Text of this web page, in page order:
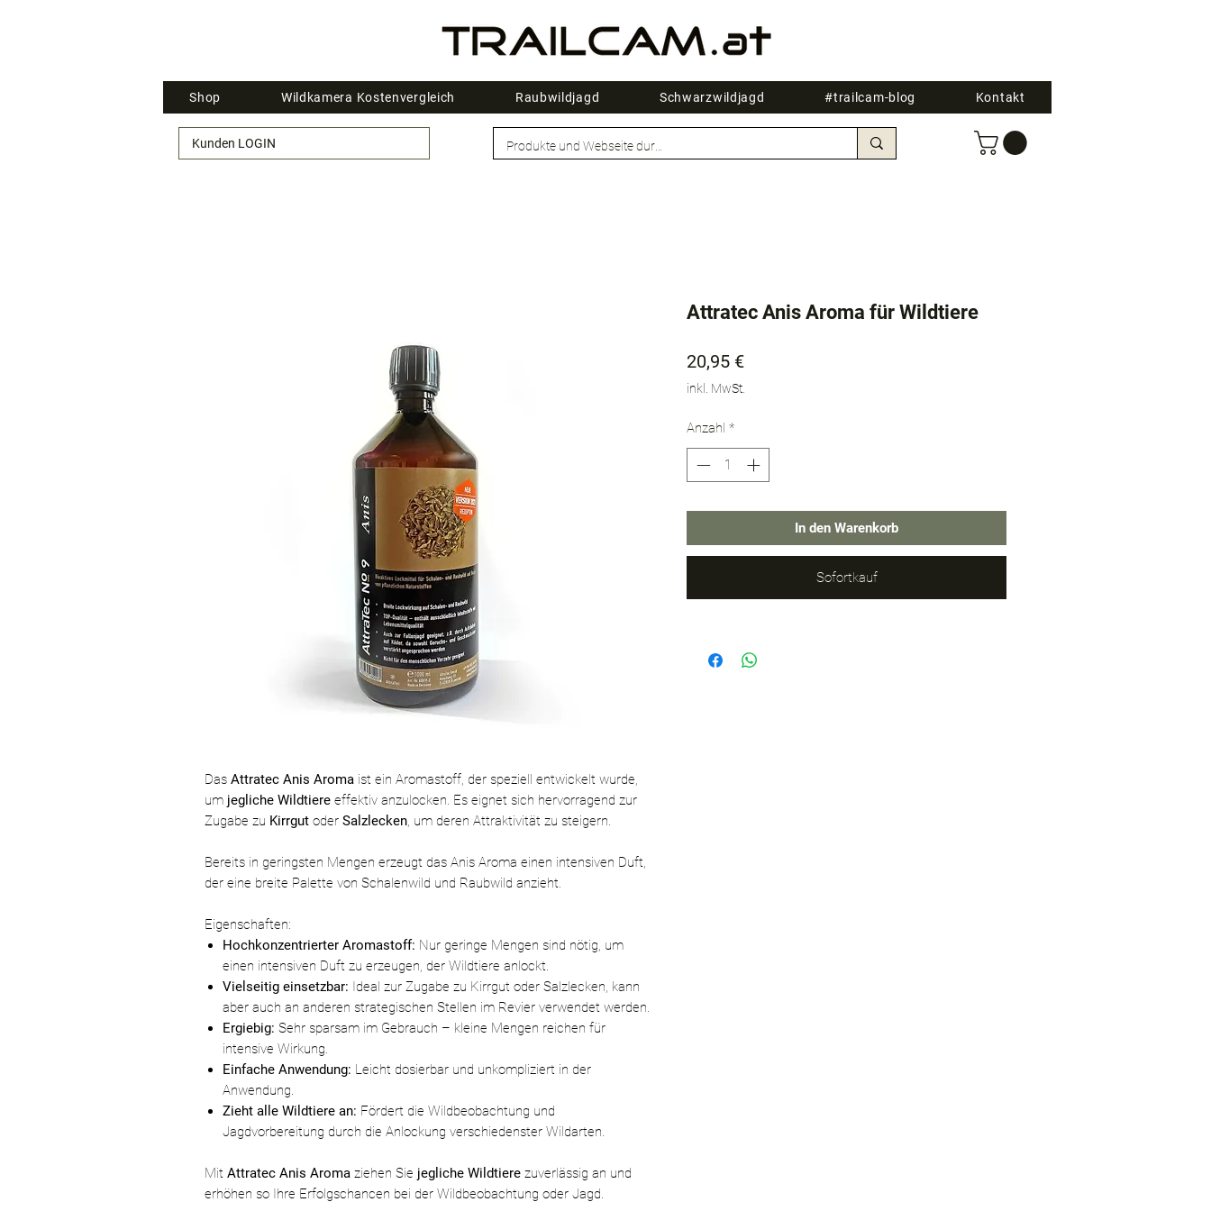
Shop Wildkamera Kostenvergleich Raubwildjagd Schwarzwildjagd #trailcam-blog Kontakt
Kunden LOGIN
Das Attratec Anis Aroma ist ein Aromastoff, der speziell entwickelt wurde,
um jegliche Wildtiere effektiv anzulocken. Es eignet sich hervorragend zur
Zugabe zu Kirrgut oder Salzlecken , um deren Attraktivität zu steigern.
Bereits in geringsten Mengen erzeugt das Anis Aroma einen intensiven Duft,
der eine breite Palette von Schalenwild und Raubwild anzieht.
Eigenschaften:
Hochkonzentrierter Aromastoff: Nur geringe Mengen sind nötig, um
einen intensiven Duft zu erzeugen, der Wildtiere anlockt.
Vielseitig einsetzbar: Ideal zur Zugabe zu Kirrgut oder Salzlecken, kann
aber auch an anderen strategischen Stellen im Revier verwendet werden.
Ergiebig: Sehr sparsam im Gebrauch – kleine Mengen reichen für
intensive Wirkung.
Einfache Anwendung: Leicht dosierbar und unkompliziert in der
Anwendung.
Zieht alle Wildtiere an: Fördert die Wildbeobachtung und
Jagdvorbereitung durch die Anlockung verschiedenster Wildarten.
Mit Attratec Anis Aroma ziehen Sie jegliche Wildtiere zuverlässig an und
erhöhen so Ihre Erfolgschancen bei der Wildbeobachtung oder Jagd.
Attratec Anis Aroma für Wildtiere
20,95 €Preis
inkl. MwSt.
Anzahl *
In den Warenkorb
Sofortkauf